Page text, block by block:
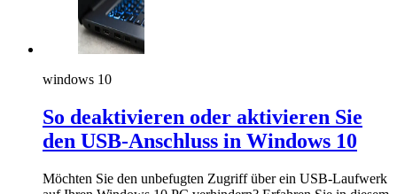
windows 10
So deaktivieren oder aktivieren Sie
den USB-Anschluss in Windows 10
Möchten Sie den unbefugten Zugriff über ein USB-Laufwerk